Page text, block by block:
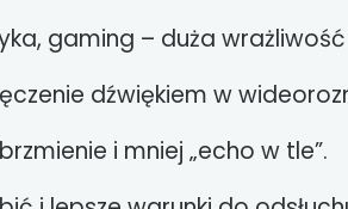
gaming – duża
dźwiękiem w
i mniej „echo w tle”.